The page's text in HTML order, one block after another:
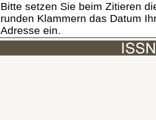
Bitte setzen Sie beim Zitieren
runden Klammern das Datum
Adresse ein.